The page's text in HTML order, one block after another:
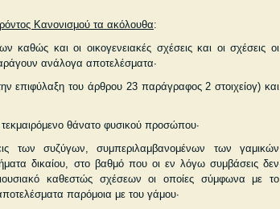
Κανονισμού τα ακόλουθα:
και οι οικογενειακές σχέσεις και οι σχέσεις οι
ανάλογα αποτελέσματα·
επιφύλαξη του άρθρου 23 παράγραφος 2 στοιχείογ) και
θάνατο φυσικού προσώπου·
των συζύγων, συμπεριλαμβανομένων των γαμικών
δικαίου, στο βαθμό που οι εν λόγω συμβάσεις δεν
καθεστώς σχέσεων οι οποίες σύμ­φωνα με το
παρόμοια με του γάμου·